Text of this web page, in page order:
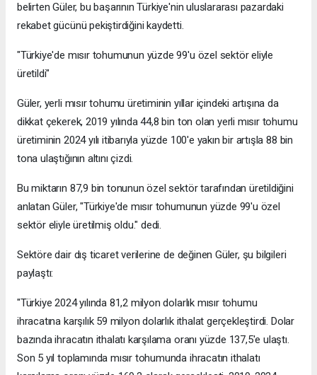
belirten Güler, bu başarının Türkiye'nin uluslararası pazardaki
rekabet gücünü pekiştirdiğini kaydetti.
"Türkiye'de mısır tohumunun yüzde 99'u özel sektör eliyle
üretildi"
Güler, yerli mısır tohumu üretiminin yıllar içindeki artışına da
dikkat çekerek, 2019 yılında 44,8 bin ton olan yerli mısır tohumu
üretiminin 2024 yılı itibarıyla yüzde 100'e yakın bir artışla 88 bin
tona ulaştığının altını çizdi.
Bu miktarın 87,9 bin tonunun özel sektör tarafından üretildiğini
anlatan Güler, "Türkiye'de mısır tohumunun yüzde 99'u özel
sektör eliyle üretilmiş oldu." dedi.
Sektöre dair dış ticaret verilerine de değinen Güler, şu bilgileri
paylaştı:
"Türkiye 2024 yılında 81,2 milyon dolarlık mısır tohumu
ihracatına karşılık 59 milyon dolarlık ithalat gerçekleştirdi. Dolar
bazında ihracatın ithalatı karşılama oranı yüzde 137,5'e ulaştı.
Son 5 yıl toplamında mısır tohumunda ihracatın ithalatı